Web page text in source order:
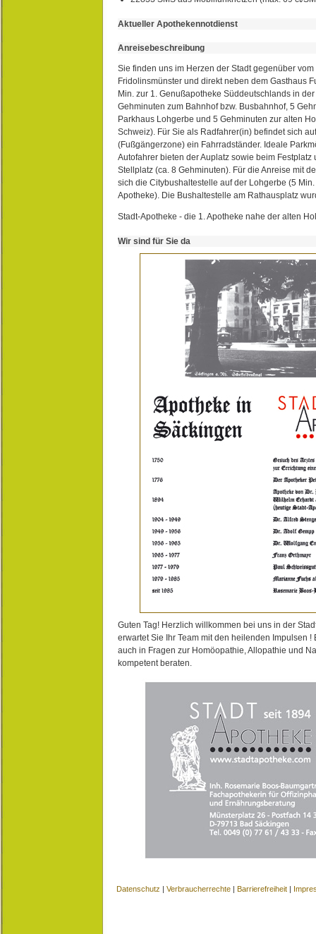
Aktueller Apothekennotdienst
Anreisebeschreibung
Sie finden uns im Herzen der Stadt gegenüber
Fridolinsmünster und direkt neben dem Gasthaus
Min. zur 1. Genußapotheke Süddeutschlands in
Gehminuten zum Bahnhof bzw. Busbahnhof, 5
Parkhaus Lohgerbe und 5 Gehminuten zur alten
Schweiz). Für Sie als Radfahrer(in) befindet sich
(Fußgängerzone) ein Fahrradständer. Ideale
Autofahrer bieten der Auplatz sowie beim Festplatz
Stellplatz (ca. 8 Gehminuten). Für die Anreise mit
sich die Citybushaltestelle auf der Lohgerbe (5
Apotheke). Die Bushaltestelle am Rathausplatz
Stadt-Apotheke - die 1. Apotheke nahe der alten
Wir sind für Sie da
Guten Tag! Herzlich willkommen bei uns in der
erwartet Sie Ihr Team mit den heilenden Impulsen !
auch in Fragen zur Homöopathie, Allopathie und
kompetent beraten.
Datenschutz | Verbraucherrechte | Barrierefreiheit |